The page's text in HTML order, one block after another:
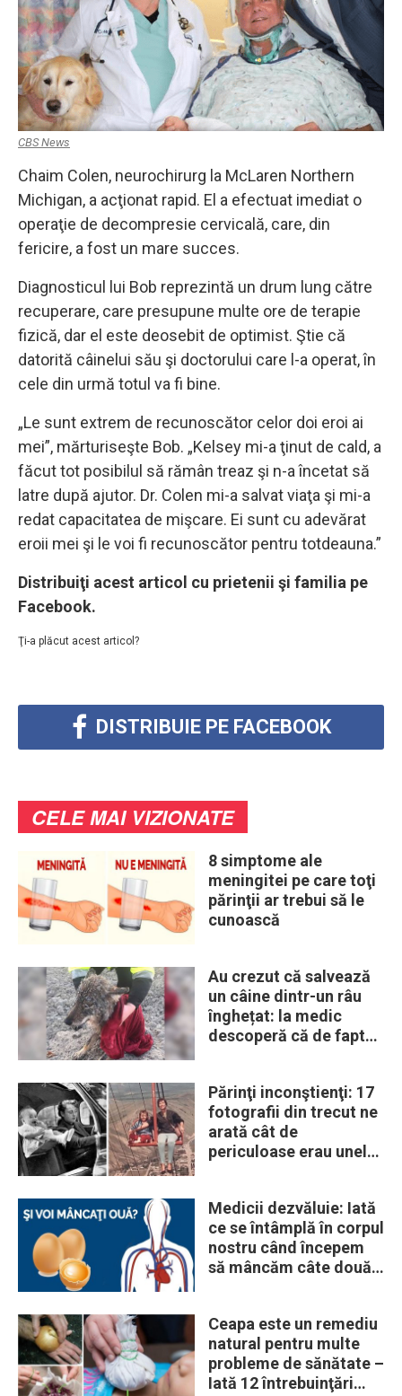
CBS News
Chaim Colen, neurochirurg la McLaren Northern
Michigan, a acţionat rapid. El a efectuat imediat o
operaţie de decompresie cervicală, care, din
fericire, a fost un mare succes.
Diagnosticul lui Bob reprezintă un drum lung către
recuperare, care presupune multe ore de terapie
fizică, dar el este deosebit de optimist. Ştie că
datorită câinelui său şi doctorului care l-a operat, în
cele din urmă totul va fi bine.
„Le sunt extrem de recunoscător celor doi eroi ai
mei”, mărturiseşte Bob. „Kelsey mi-a ţinut de cald, a
făcut tot posibilul să rămân treaz şi n-a încetat să
latre după ajutor. Dr. Colen mi-a salvat viaţa şi mi-a
redat capacitatea de mişcare. Ei sunt cu adevărat
eroii mei şi le voi fi recunoscător pentru totdeauna.”
Distribuiţi acest articol cu prietenii şi familia pe
Facebook.
Ţi-a plăcut acest articol?
DISTRIBUIE PE FACEBOOK
CELE MAI VIZIONATE
8 simptome ale
meningitei pe care toţi
părinţii ar trebui să le
cunoască
Au crezut că salvează
un câine dintr-un râu
înghețat: la medic
descoperă că de fapt
Părinţi inconştienţi: 17
fotografii din trecut ne
arată cât de
periculoase erau unele
Medicii dezvăluie: Iată
ce se întâmplă în corpul
nostru când începem
să mâncăm câte două
Ceapa este un remediu
natural pentru multe
probleme de sănătate –
Iată 12 întrebuinţări